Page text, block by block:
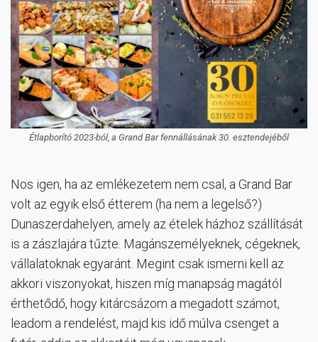
Étlapborító 2023-ból, a Grand Bar fennállásának 30. esztendejéből
Nos igen, ha az emlékezetem nem csal, a Grand Bar
volt az egyik első étterem (ha nem a legelső?)
Dunaszerdahelyen, amely az ételek házhoz szállítását
is a zászlajára tűzte. Magánszemélyeknek, cégeknek,
vállalatoknak egyaránt. Megint csak ismerni kell az
akkori viszonyokat, hiszen míg manapság magától
érthetődő, hogy kitárcsázom a megadott számot,
leadom a rendelést, majd kis idő múlva csenget a